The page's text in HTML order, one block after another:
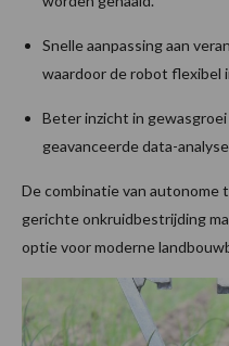
Snelle aanpassing aan
waardoor de robot flexibel
Beter inzicht in
geavanceerde data-
De combinatie van autonome
gerichte onkruidbestrijding
optie voor moderne